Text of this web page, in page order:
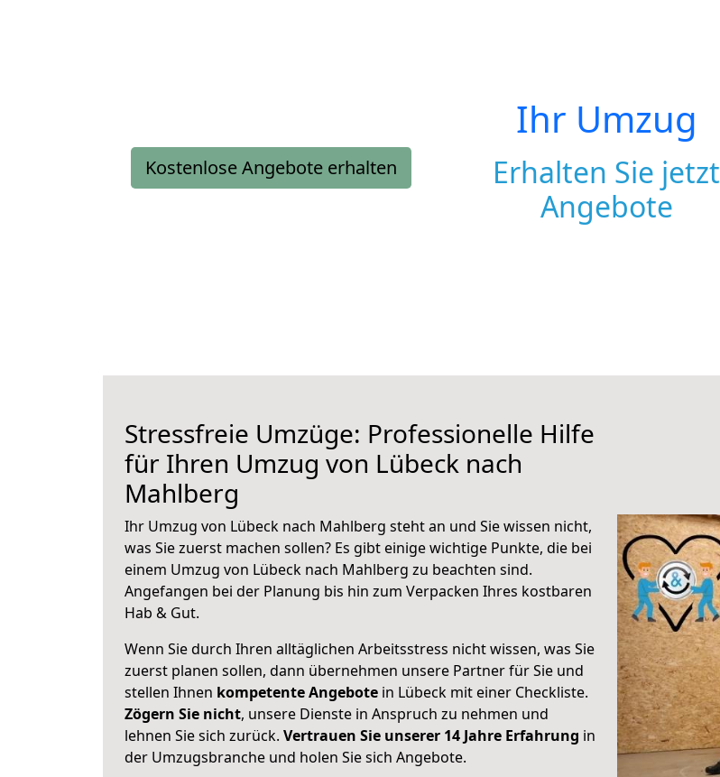
Kostenlose Angebote erhalten
Ihr Umzug
Erhalten Sie jetzt
Angebote
Stressfreie Umzüge: Professionelle Hilfe
für Ihren Umzug von Lübeck nach
Mahlberg
Ihr Umzug von Lübeck nach Mahlberg steht an und Sie wissen nicht,
was Sie zuerst machen sollen? Es gibt einige wichtige Punkte, die bei
einem Umzug von Lübeck nach Mahlberg zu beachten sind.
Angefangen bei der Planung bis hin zum Verpacken Ihres kostbaren
Hab & Gut.
Wenn Sie durch Ihren alltäglichen Arbeitsstress nicht wissen, was Sie
zuerst planen sollen, dann übernehmen unsere Partner für Sie und
stellen Ihnen kompetente Angebote in Lübeck mit einer Checkliste.
Zögern Sie nicht, unsere Dienste in Anspruch zu nehmen und
lehnen Sie sich zurück. Vertrauen Sie unserer 14 Jahre Erfahrung in
der Umzugsbranche und holen Sie sich Angebote.